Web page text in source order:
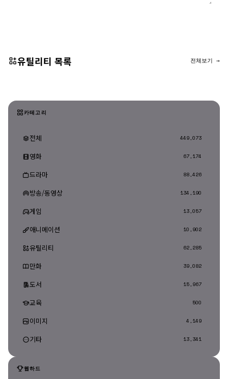
유틸리티 목록 전체보기 →
카테고리
전체 449,073
영화 67,174
드라마 88,426
방송/동영상 134,190
게임 13,057
애니메이션 10,902
유틸리티 62,285
만화 39,082
도서 15,967
교육 500
이미지 4,149
기타 13,341
웹하드